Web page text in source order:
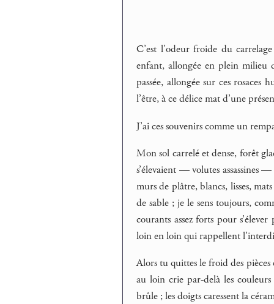
C’est l’odeur froide du
enfant, allongée en plein milieu
passée, allongée sur ces
l’être, à ce délice mat d’une
J’ai ces souvenirs comme un
Mon sol carrelé et dense, forêt
s’élevaient — volutes assassines
murs de plâtre, blancs, lisses,
de sable ; je le sens toujours,
courants assez forts pour
loin en loin qui rappellent
Alors tu quittes le froid des pièces
au loin crie par-delà les
brûle ; les doigts caressent la